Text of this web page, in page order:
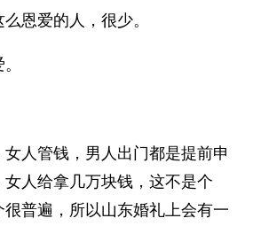
恩爱的人，很少。
人管钱，男人出门都是提前申
人给拿几万块钱，这不是个
普遍，所以山东婚礼上会有一